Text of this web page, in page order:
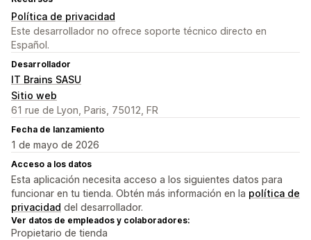
Política de privacidad
Este desarrollador no ofrece soporte técnico directo en
Español.
Desarrollador
IT Brains SASU
Sitio web
61 rue de Lyon, Paris, 75012, FR
Fecha de lanzamiento
1 de mayo de 2026
Acceso a los datos
Esta aplicación necesita acceso a los siguientes datos para
funcionar en tu tienda. Obtén más información en la política de
privacidad del desarrollador.
Ver datos de empleados y colaboradores:
Propietario de tienda